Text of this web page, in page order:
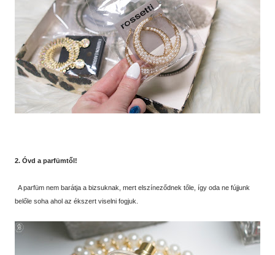
2. Óvd a parfümtől!
A parfüm nem barátja a bizsuknak, mert elszíneződnek tőle, így oda ne fújjunk
belőle soha ahol az ékszert viselni fogjuk.